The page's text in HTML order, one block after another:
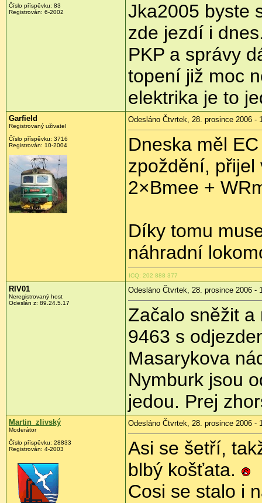
Číslo příspěvku: 83
Registrován: 6-2002
Jka2005 byste
zde jezdí i
PKP a správy
topení již moc
elektrika je to
Garfield
Registrovaný uživatel
Číslo příspěvku: 3716
Registrován: 10-2004
Odesláno Čtvrtek, 28. prosince 2006 -
Dneska měl
zpoždění, přijel
2×Bmee +
Díky tomu
náhradní
ICQ: 202 888 377
RIV01
Neregistrovaný host
Odeslán z: 89.24.5.17
Odesláno Čtvrtek, 28. prosince 2006 -
Začalo sněžit
9463 s
Masarykova
Nymburk jsou
jedou. Prej
Martin_zlivský
Moderátor
Číslo příspěvku: 28833
Registrován: 4-2003
Odesláno Čtvrtek, 28. prosince 2006 -
Asi se šetří,
blbý košťata.
Cosi se stalo i